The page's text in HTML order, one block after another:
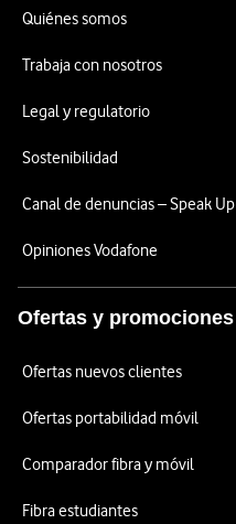
Quiénes somos
Trabaja con nosotros
Legal y regulatorio
Sostenibilidad
Canal de denuncias – Speak Up
Opiniones Vodafone
Ofertas y promociones
Ofertas nuevos clientes
Ofertas portabilidad móvil
Comparador fibra y móvil
Fibra estudiantes